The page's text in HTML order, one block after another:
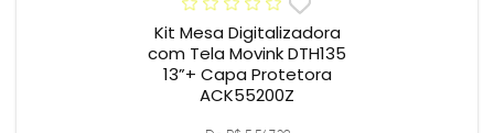
Kit Mesa Digitalizadora
com Tela Movink DTH135
13”+ Capa Protetora
ACK55200Z